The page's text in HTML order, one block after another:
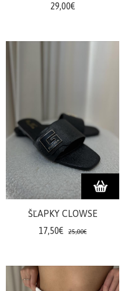
29,00€
ŠĽAPKY CLOWSE
17,50€
25,00€